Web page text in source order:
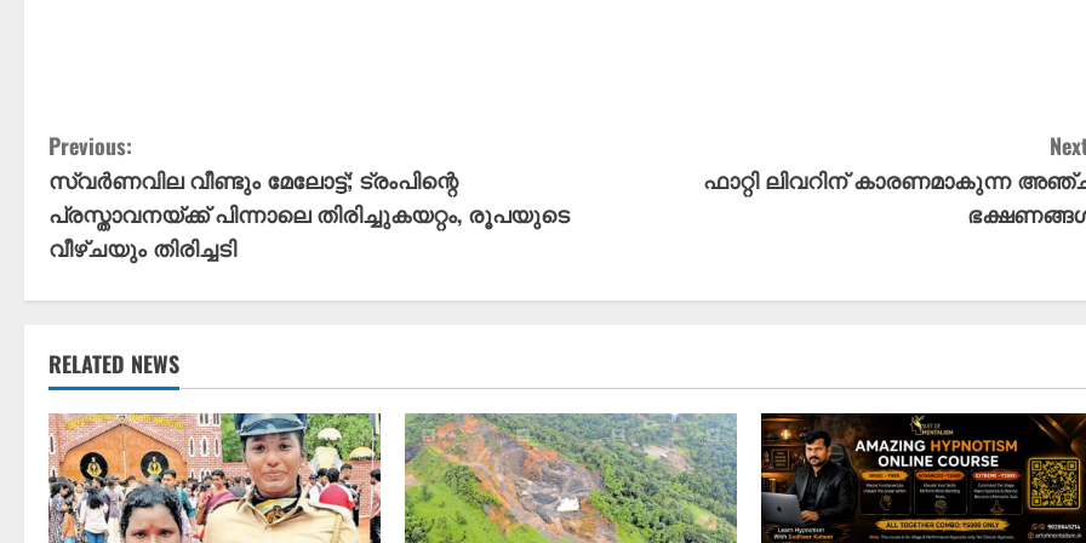
C
o
n
t
i
n
u
e
Previous:
സ്വർണവില വീണ്ടും മേലോട്ട്; ട്രംപിന്റെ
പ്രസ്താവനയ്ക്ക് പിന്നാലെ തിരിച്ചുകയറ്റം, രൂപയുടെ
വീഴ്ചയും തിരിച്ചടി
ഫാറ്റി ലിവറിന് കാരണമാകുന്ന
RELATED NEWS